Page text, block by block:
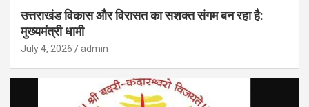
उत्तराखंड विकास और विरासत का सशक्त संगम बन रहा है:
मुख्यमंत्री धामी
July 4, 2026 admin